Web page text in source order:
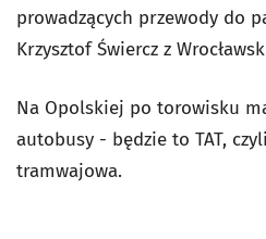
prowadzących przewody do
Krzysztof Świercz z
Na Opolskiej po torowisku
autobusy - będzie to TAT,
tramwajowa.